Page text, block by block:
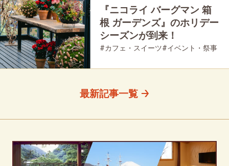
『ニコライ バーグマン 箱
根 ガーデンズ』のホリデー
シーズンが到来！
#カフェ・スイーツ#イベント・祭事
#公園・自然#母と娘で
最新記事一覧